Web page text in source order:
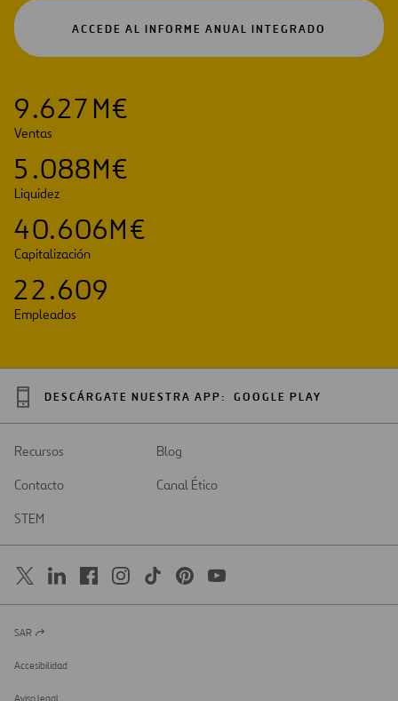
ACCEDE AL INFORME ANUAL INTEGRADO
9.627 M€
Ventas
5 .088M€
Liquidez
40.606M€
Capitalización
22.609
Empleados
DESCÁRGATE NUESTRA APP: GOOGLE PLAY
Recursos
Blog
Contacto
Canal Ético
STEM
Abrir
una
nueva
SAR
Accesibilidad
Aviso legal